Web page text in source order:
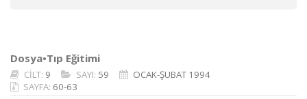
Dosya•Tıp Eğitimi
CİLT: 9 SAYI: 59
OCAK-ŞUBAT 1994
SAYFA: 60-63